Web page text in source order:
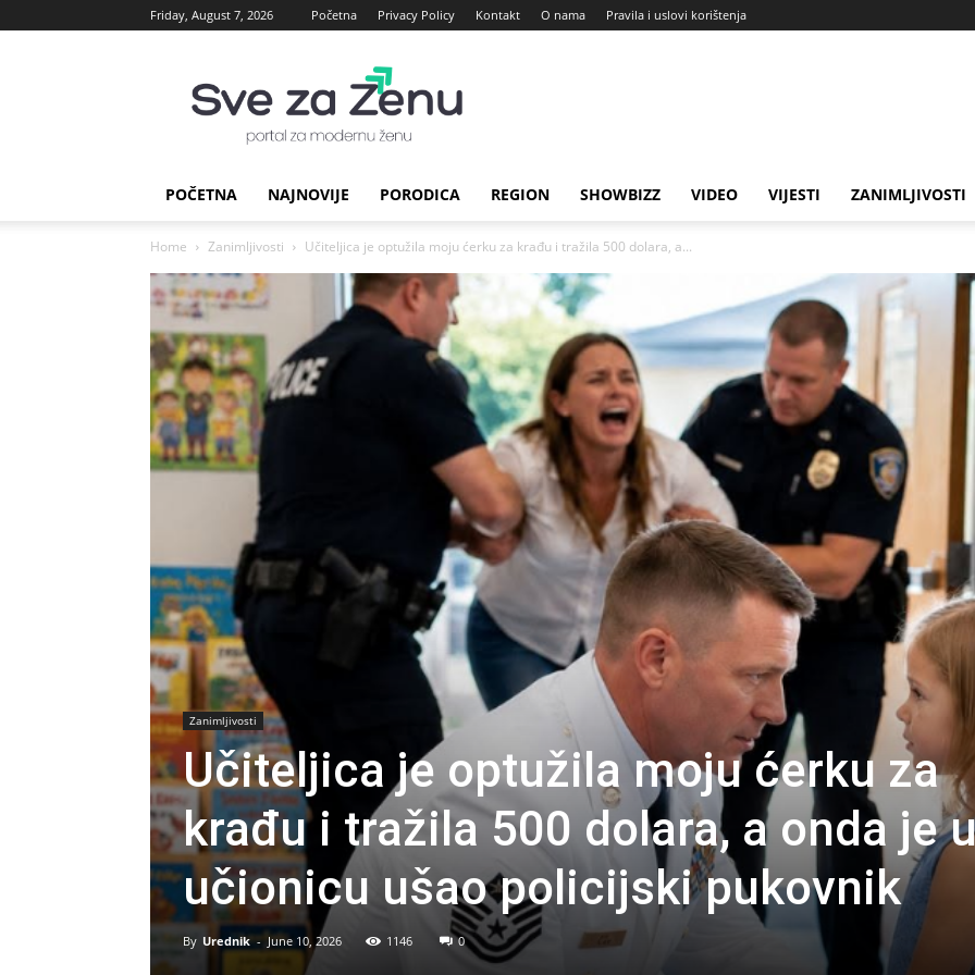
Friday, August 7, 2026 Početna Privacy Policy Kontakt O nama Pravila i uslovi korištenja
za
Zenu
POČETNA NAJNOVIJE PORODICA REGION SHOWBIZZ VIDEO VIJESTI ZANIMLJIVOSTI
Home Zanimljivosti Učiteljica je optužila moju ćerku za krađu i tražila 500 dolara, a...
Zanimljivosti
Učiteljica je optužila moju ćerku za
krađu i tražila 500 dolara, a onda je
učionicu ušao policijski pukovnik
By Urednik - June 10, 2026 1146 0